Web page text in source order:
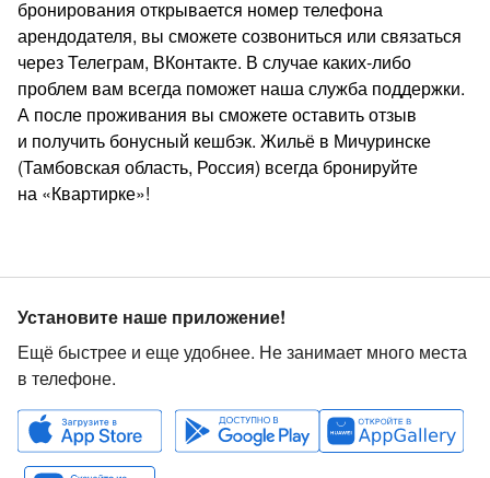
бронирования открывается номер телефона
арендодателя, вы сможете созвониться или связаться
через Телеграм, ВКонтакте. В случае каких‑либо
проблем вам всегда поможет наша служба поддержки.
А после проживания вы сможете оставить отзыв
и получить бонусный кешбэк. Жильё в Мичуринске
(Тамбовская область, Россия) всегда бронируйте
на «Квартирке»!
Установите наше приложение!
Ещё быстрее и еще удобнее. Не занимает много места
в телефоне.